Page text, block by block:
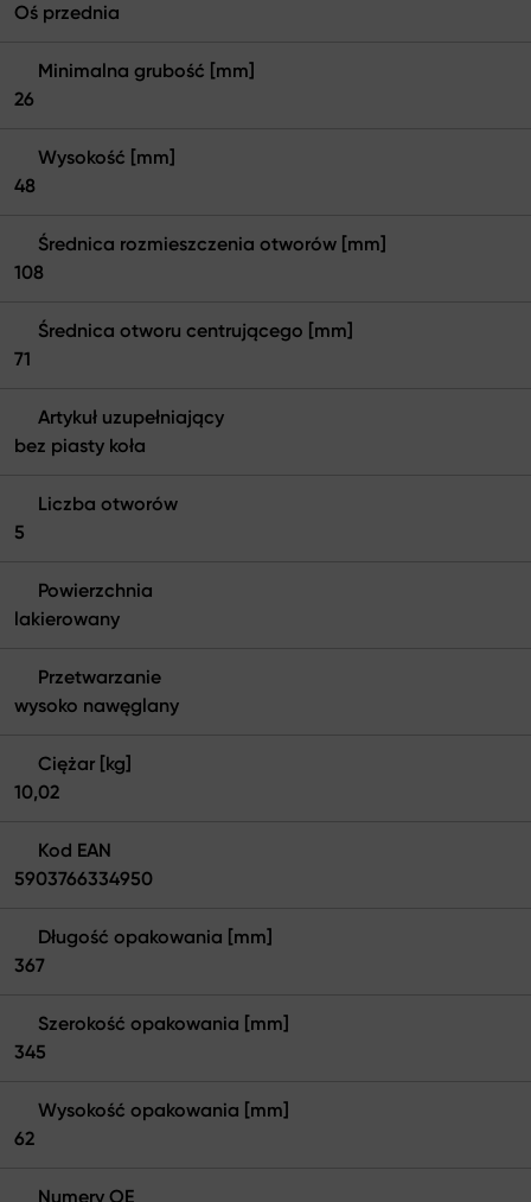
Oś przednia
Minimalna grubość [mm]
26
Wysokość [mm]
48
Średnica rozmieszczenia otworów [mm]
108
Średnica otworu centrującego [mm]
71
Artykuł uzupełniający
bez piasty koła
Liczba otworów
5
Powierzchnia
lakierowany
Przetwarzanie
wysoko nawęglany
Ciężar [kg]
10,02
Kod EAN
5903766334950
Długość opakowania [mm]
367
Szerokość opakowania [mm]
345
Wysokość opakowania [mm]
62
Numery OE